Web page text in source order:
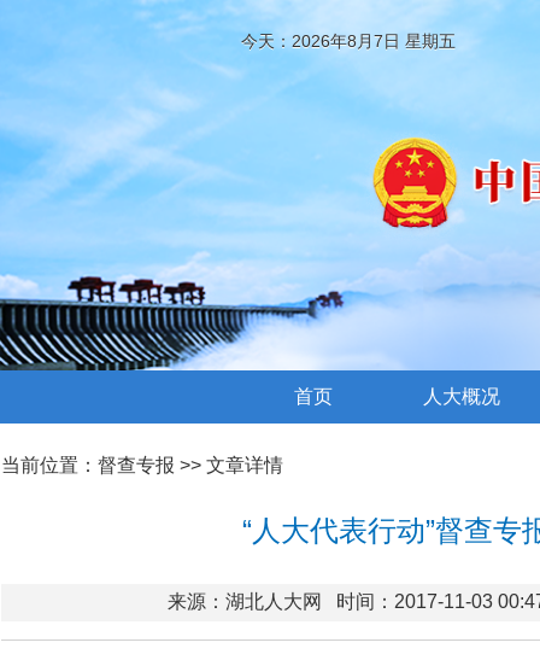
今天：2026年8月7日 星期五
首页 人大概况
当前位置： 督查专报 >> 文章详情
“人大代表行动”督查专
来源：湖北人大网 时间：2017-11-03